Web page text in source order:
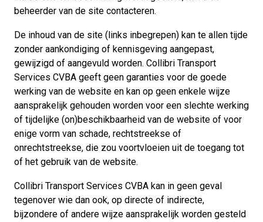
beheerder van de site contacteren.
De inhoud van de site (links inbegrepen) kan te allen tijde
zonder aankondiging of kennisgeving aangepast,
gewijzigd of aangevuld worden. Collibri Transport
Services CVBA geeft geen garanties voor de goede
werking van de website en kan op geen enkele wijze
aansprakelijk gehouden worden voor een slechte werking
of tijdelijke (on)beschikbaarheid van de website of voor
enige vorm van schade, rechtstreekse of
onrechtstreekse, die zou voortvloeien uit de toegang tot
of het gebruik van de website.
Collibri Transport Services CVBA kan in geen geval
tegenover wie dan ook, op directe of indirecte,
bijzondere of andere wijze aansprakelijk worden gesteld